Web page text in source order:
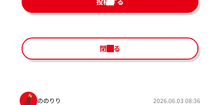
閉じる
ののりり 2026.06.03 08:36